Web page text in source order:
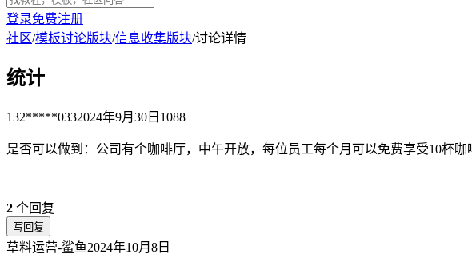
登录免费注册
社区/模板讨论版块/信息收集版块/讨论详情
统计
132*****0332024年9月30日 1088
是否可以做到：公司有个咖啡厅，中午开放，每位员工每个月可以免费享受10杯
2 个回复
写回复
草料运营-鲨鱼2024年10月8日